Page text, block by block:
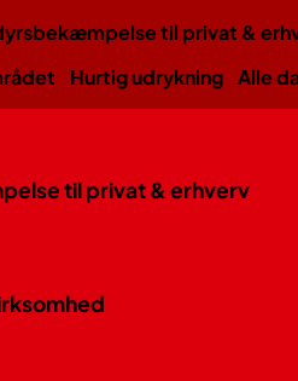
til privat &
Hurtig udrykning Alle
til privat & erhverv